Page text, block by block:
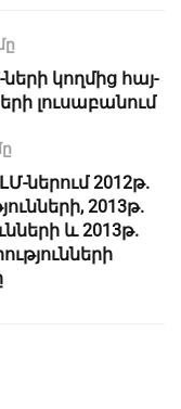
կողմից հայ-
լուսաբանում
ներում 2012թ.
2013թ.
և 2013թ.